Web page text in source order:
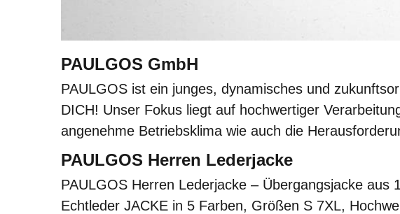
PAULGOS GmbH
PAULGOS ist ein junges, dynamisches und
DICH! Unser Fokus liegt auf hochwertiger
angenehme Betriebsklima wie auch die
PAULGOS Herren Lederjacke
PAULGOS Herren Lederjacke – Übergangsjacke aus
Echtleder JACKE in 5 Farben, Größen S 7XL,